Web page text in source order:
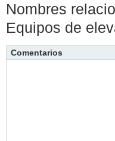
Nombres
Equipos de
Comentarios